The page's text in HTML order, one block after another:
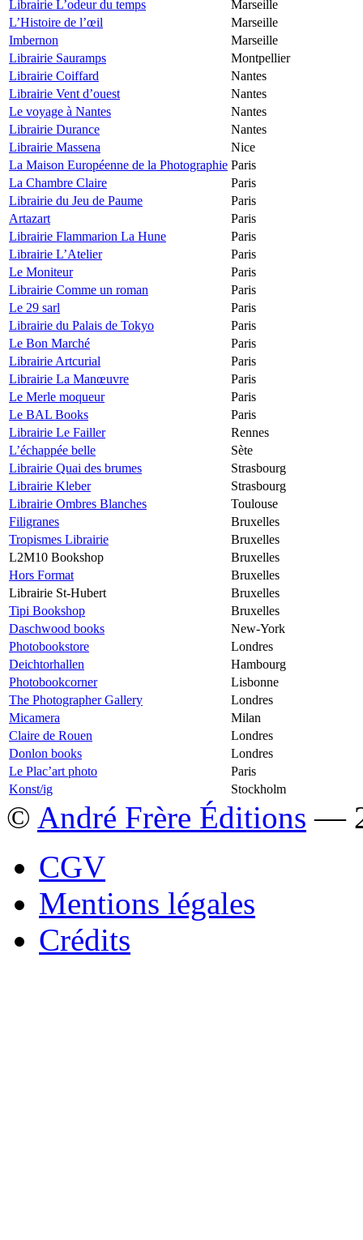
Librairie L’odeur du temps
Marseille
L’Histoire de l’œil
Marseille
Imbernon
Marseille
Librairie Sauramps
Montpellier
Librairie Coiffard
Nantes
Librairie Vent d’ouest
Nantes
Le voyage à Nantes
Nantes
Librairie Durance
Nantes
Librairie Massena
Nice
La Maison Européenne de la Photographie Paris
La Chambre Claire
Paris
Librairie du Jeu de Paume
Paris
Artazart
Paris
Librairie Flammarion La Hune
Paris
Librairie L’Atelier
Paris
Le Moniteur
Paris
Librairie Comme un roman
Paris
Le 29 sarl
Paris
Librairie du Palais de Tokyo
Paris
Le Bon Marché
Paris
Librairie Artcurial
Paris
Librairie La Manœuvre
Paris
Le Merle moqueur
Paris
Le BAL Books
Paris
Librairie Le Failler
Rennes
L’échappée belle
Sète
Librairie Quai des brumes
Strasbourg
Librairie Kleber
Strasbourg
Librairie Ombres Blanches
Toulouse
Filigranes
Bruxelles
Tropismes Librairie
Bruxelles
L2M10 Bookshop
Bruxelles
Hors Format
Bruxelles
Librairie St-Hubert
Bruxelles
Tipi Bookshop
Bruxelles
Daschwood books
New-York
Photobookstore
Londres
Deichtorhallen
Hambourg
Photobookcorner
Lisbonne
The Photographer Gallery
Londres
Micamera
Milan
Claire de Rouen
Londres
Donlon books
Londres
Le Plac’art photo
Paris
Konst/ig
Stockholm
© André Frère Éditions —
CGV
Mentions légales
Crédits